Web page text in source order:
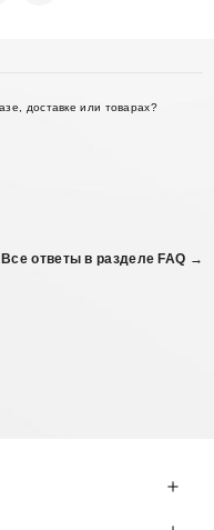
доставке или товарах?
Все ответы в разделе FAQ →